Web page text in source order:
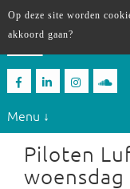
Menu ↓
Piloten
woensdag
Op deze site worden
akkoord gaan?